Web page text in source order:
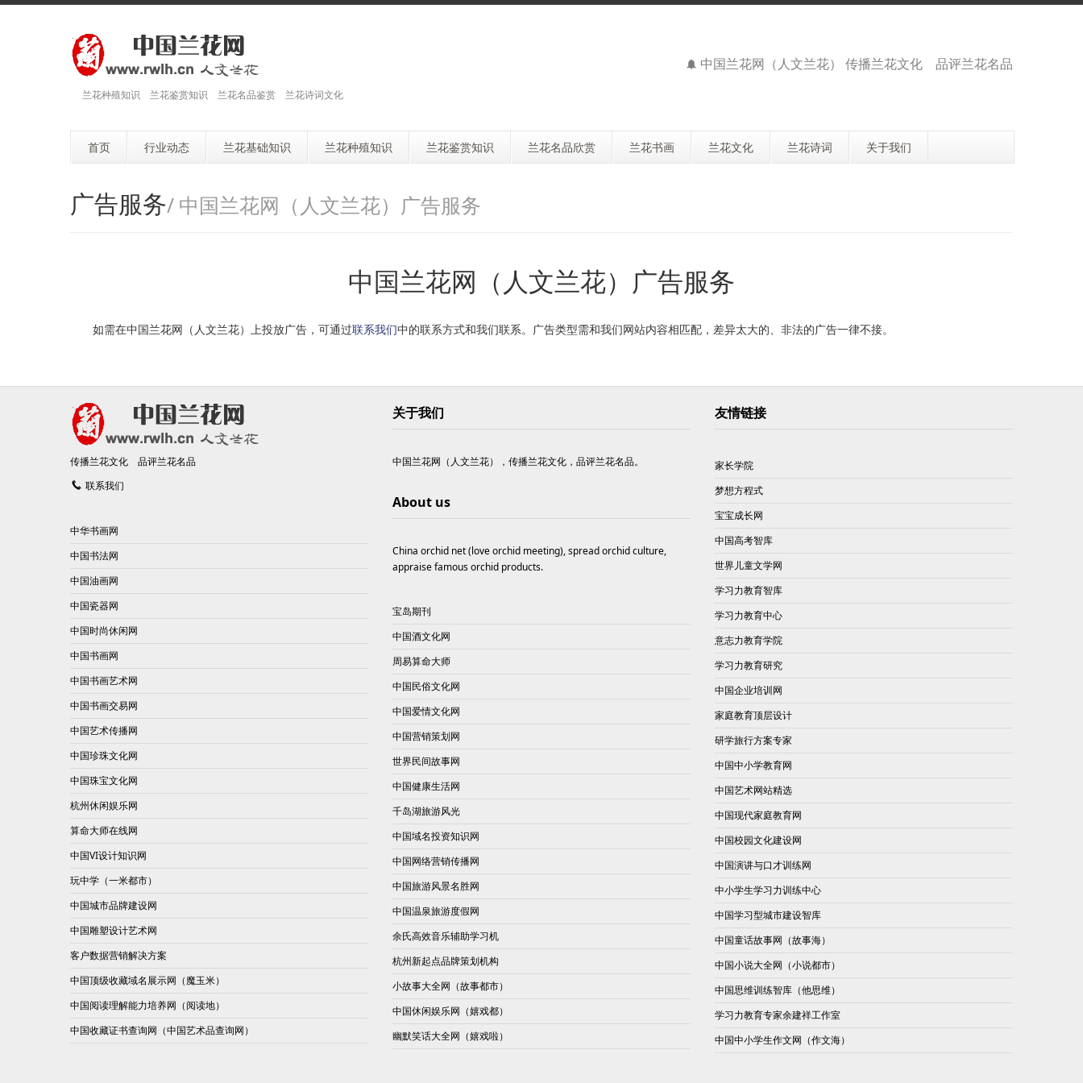
兰花种殖知识 兰花鉴赏知识 兰花名品鉴赏 兰花诗词文化
中国兰花网（人文兰花） 传播兰花文化 品评兰花名品
首页 行业动态 兰花基础知识 兰花种殖知识 兰花鉴赏知识 兰花名品欣赏 兰花书画 兰花文化 兰花诗词 关于我们
广告服务/ 中国兰花网（人文兰花）广告服务
中国兰花网（人文兰花）广告服务
如需在中国兰花网（人文兰花）上投放广告，可通过联系我们中的联系方式和我们联系。广告类型需和我们网站内容相匹配，差异太大的、非法的广告一律不接。
传播兰花文化 品评兰花名品
联系我们
中华书画网
中国书法网
中国油画网
中国瓷器网
中国时尚休闲网
中国书画网
中国书画艺术网
中国书画交易网
中国艺术传播网
中国珍珠文化网
中国珠宝文化网
杭州休闲娱乐网
算命大师在线网
中国VI设计知识网
玩中学（一米都市）
中国城市品牌建设网
中国雕塑设计艺术网
客户数据营销解决方案
中国顶级收藏域名展示网（魔玉米）
中国阅读理解能力培养网（阅读地）
中国收藏证书查询网（中国艺术品查询网）
关于我们
中国兰花网（人文兰花），传播兰花文化，品评兰花名品。
About us
China orchid net (love orchid meeting), spread orchid culture,
appraise famous orchid products.
宝岛期刊
中国酒文化网
周易算命大师
中国民俗文化网
中国爱情文化网
中国营销策划网
世界民间故事网
中国健康生活网
千岛湖旅游风光
中国域名投资知识网
中国网络营销传播网
中国旅游风景名胜网
中国温泉旅游度假网
余氏高效音乐辅助学习机
杭州新起点品牌策划机构
小故事大全网（故事都市）
中国休闲娱乐网（嬉戏都）
幽默笑话大全网（嬉戏啦）
友情链接
家长学院
梦想方程式
宝宝成长网
中国高考智库
世界儿童文学网
学习力教育智库
学习力教育中心
意志力教育学院
学习力教育研究
中国企业培训网
家庭教育顶层设计
研学旅行方案专家
中国中小学教育网
中国艺术网站精选
中国现代家庭教育网
中国校园文化建设网
中国演讲与口才训练网
中小学生学习力训练中心
中国学习型城市建设智库
中国童话故事网（故事海）
中国小说大全网（小说都市）
中国思维训练智库（他思维）
学习力教育专家余建祥工作室
中国中小学生作文网（作文海）